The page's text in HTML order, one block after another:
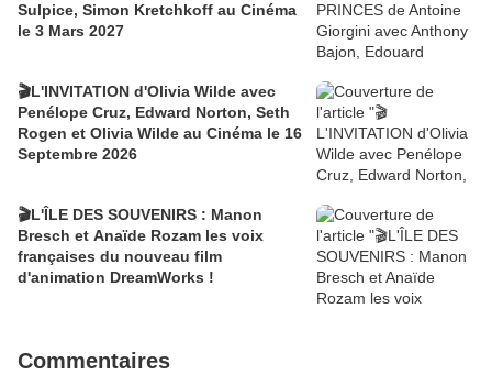
Sulpice, Simon Kretchkoff au Cinéma
le 3 Mars 2027
🎬L'INVITATION d'Olivia Wilde avec
Penélope Cruz, Edward Norton, Seth
Rogen et Olivia Wilde au Cinéma le 16
Septembre 2026
🎬L'ÎLE DES SOUVENIRS : Manon
Bresch et Anaïde Rozam les voix
françaises du nouveau film
d'animation DreamWorks !
Commentaires